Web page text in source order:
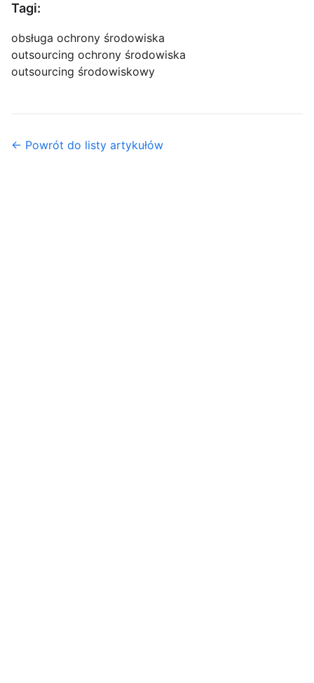
Tagi:
obsługa ochrony środowiska
outsourcing ochrony środowiska
outsourcing środowiskowy
← Powrót do listy artykułów